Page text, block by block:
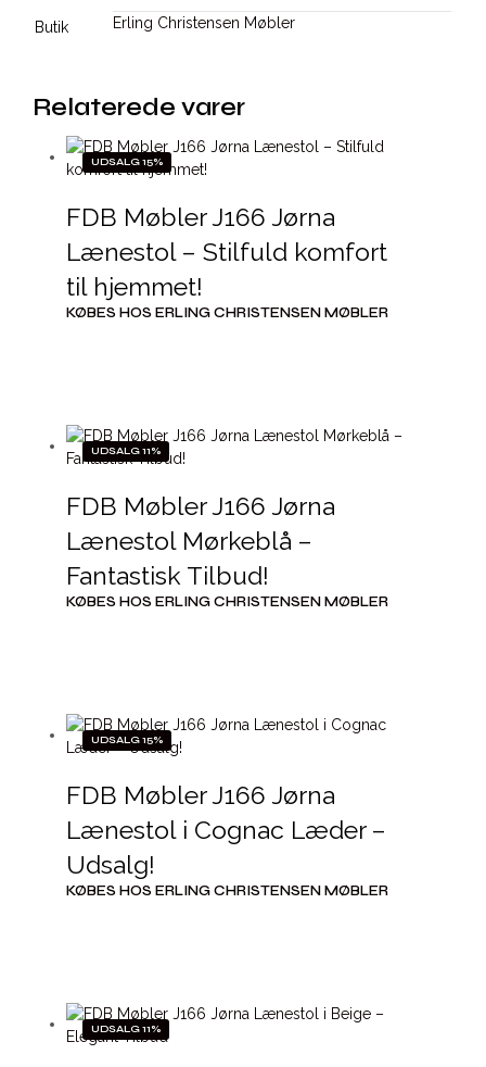
Butik Erling Christensen Møbler
Relaterede varer
UDSALG 15%
FDB Møbler J166 Jørna
Lænestol – Stilfuld komfort
til hjemmet!
KØBES HOS ERLING CHRISTENSEN MØBLER
UDSALG 11%
FDB Møbler J166 Jørna
Lænestol Mørkeblå –
Fantastisk Tilbud!
KØBES HOS ERLING CHRISTENSEN MØBLER
UDSALG 15%
FDB Møbler J166 Jørna
Lænestol i Cognac Læder –
Udsalg!
KØBES HOS ERLING CHRISTENSEN MØBLER
UDSALG 11%